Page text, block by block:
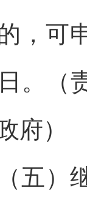
，可
。（
府）
）继